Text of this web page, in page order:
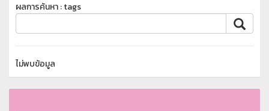
ผลการค้นหา : tags
ไม่พบข้อมูล